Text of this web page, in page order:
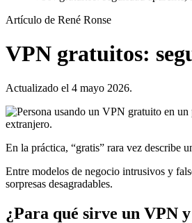
Artículo de René Ronse
VPN gratuitos:
Actualizado el 4 mayo 2026.
extranjero.
En la práctica, “gratis” rara vez describe
Entre modelos de negocio intrusivos y
sorpresas desagradables.
¿Para qué sirve un VPN